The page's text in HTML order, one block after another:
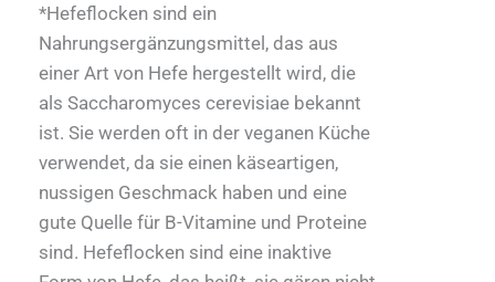
*Hefeflocken sind ein
Nahrungsergänzungsmittel, das aus
einer Art von Hefe hergestellt wird, die
als Saccharomyces cerevisiae bekannt
ist. Sie werden oft in der veganen Küche
verwendet, da sie einen käseartigen,
nussigen Geschmack haben und eine
gute Quelle für B-Vitamine und Proteine
sind. Hefeflocken sind eine inaktive